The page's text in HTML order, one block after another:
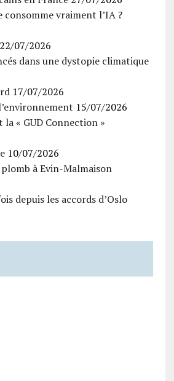
consomme vraiment l’IA ?
22/07/2026
dans une dystopie climatique
17/07/2026
15/07/2026
la « GUD Connection »
10/07/2026
à Evin-Malmaison
depuis les accords d’Oslo